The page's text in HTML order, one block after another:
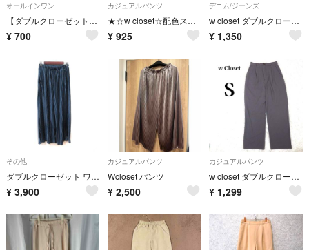
オールインワン
【ダブルクローゼット】w closet◆オールインワン◆F
¥ 700
カジュアルパンツ
★☆w closet☆配色ステッチパンツ
¥ 925
デニム/ジーンズ
w closet ダブルクローゼット ダメージ加工 デニムパンツ sizeF/青 ■■ レディース
¥ 1,350
その他
ダブルクローゼット ワイドパンツ スカンツ ハイウエスト F 紺 ネイビー
¥ 3,900
カジュアルパンツ
Wcloset パンツ
¥ 2,500
カジュアルパンツ
w closet ダブルクローゼット ハイウエスト タックワイドパンツ グレー
¥ 1,299